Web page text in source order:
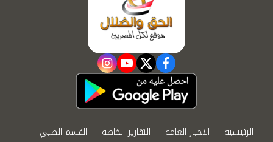
facebook
twitter
youtube
instagram
الرئيسية الاخبار العامة التقارير الخاصة القسم الطبي